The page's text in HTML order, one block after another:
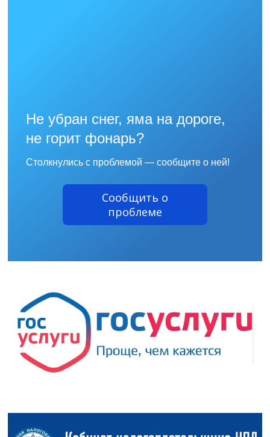
Не убран снег, яма на дороге,
не горит фонарь?
Столкнулись с проблемой — сообщите о ней!
Сообщить о
проблеме